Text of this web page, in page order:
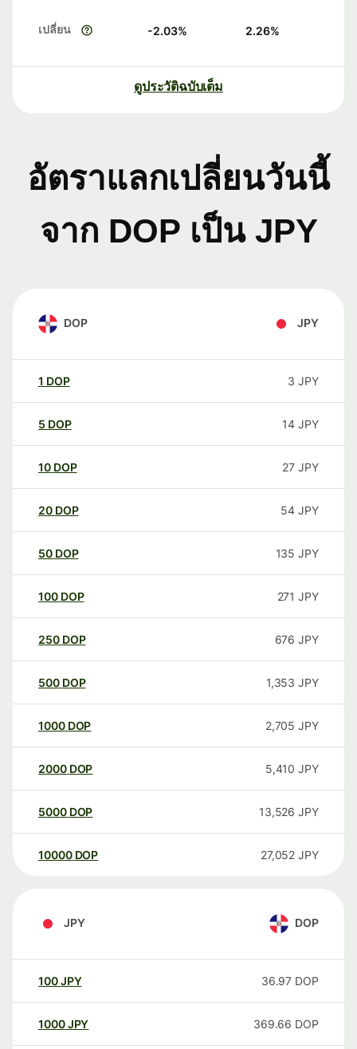
เปลี่ยน -2.03% 2.26%
ดูประวัติฉบับเต็ม
อัตราแลกเปลี่ยนวันนี้
จาก DOP เป็น JPY
DOP JPY
1 DOP 3 JPY
5 DOP 14 JPY
10 DOP 27 JPY
20 DOP 54 JPY
50 DOP 135 JPY
100 DOP 271 JPY
250 DOP 676 JPY
500 DOP 1,353 JPY
1000 DOP 2,705 JPY
2000 DOP 5,410 JPY
5000 DOP 13,526 JPY
10000 DOP 27,052 JPY
JPY DOP
100JPY 36.97 DOP
1000JPY 369.66 DOP